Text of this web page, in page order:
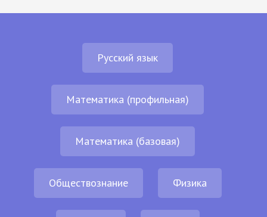
Русский язык
Математика (профильная)
Математика (базовая)
Обществознание Физика